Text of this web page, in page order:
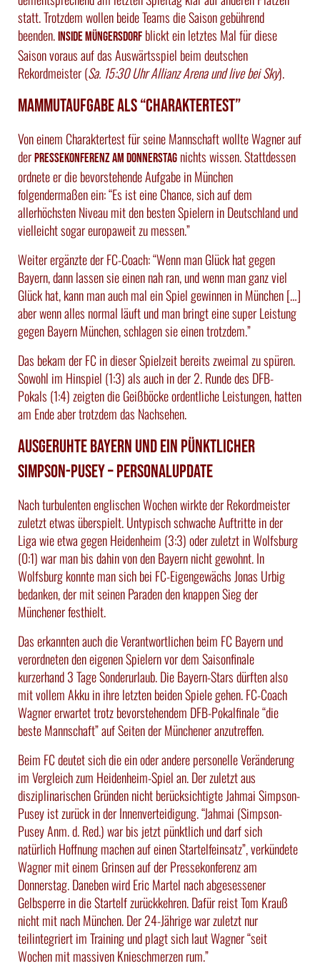
statt. Trotzdem wollen beide Teams die Saison gebührend
beenden. Inside Müngersdorf blickt ein letztes Mal für diese
Saison voraus auf das Auswärtsspiel beim deutschen
Rekordmeister (Sa. 15:30 Uhr Allianz Arena und live bei Sky).
Mammutaufgabe als “Charaktertest”
Von einem Charaktertest für seine Mannschaft wollte Wagner auf
der Pressekonferenz am Donnerstag nichts wissen. Stattdessen
ordnete er die bevorstehende Aufgabe in München
folgendermaßen ein: “Es ist eine Chance, sich auf dem
allerhöchsten Niveau mit den besten Spielern in Deutschland und
vielleicht sogar europaweit zu messen.”
Weiter ergänzte der FC-Coach: “Wenn man Glück hat gegen
Bayern, dann lassen sie einen nah ran, und wenn man ganz viel
Glück hat, kann man auch mal ein Spiel gewinnen in München […]
aber wenn alles normal läuft und man bringt eine super Leistung
gegen Bayern München, schlagen sie einen trotzdem.”
Das bekam der FC in dieser Spielzeit bereits zweimal zu spüren.
Sowohl im Hinspiel (1:3) als auch in der 2. Runde des DFB-
Pokals (1:4) zeigten die Geißböcke ordentliche Leistungen, hatten
am Ende aber trotzdem das Nachsehen.
Ausgeruhte Bayern und ein pünktlicher
Simpson-Pusey – Personalupdate
Nach turbulenten englischen Wochen wirkte der Rekordmeister
zuletzt etwas überspielt. Untypisch schwache Auftritte in der
Liga wie etwa gegen Heidenheim (3:3) oder zuletzt in Wolfsburg
(0:1) war man bis dahin von den Bayern nicht gewohnt. In
Wolfsburg konnte man sich bei FC-Eigengewächs Jonas Urbig
bedanken, der mit seinen Paraden den knappen Sieg der
Münchener festhielt.
Das erkannten auch die Verantwortlichen beim FC Bayern und
verordneten den eigenen Spielern vor dem Saisonfinale
kurzerhand 3 Tage Sonderurlaub. Die Bayern-Stars dürften also
mit vollem Akku in ihre letzten beiden Spiele gehen. FC-Coach
Wagner erwartet trotz bevorstehendem DFB-Pokalfinale “die
beste Mannschaft” auf Seiten der Münchener anzutreffen.
Beim FC deutet sich die ein oder andere personelle Veränderung
im Vergleich zum Heidenheim-Spiel an. Der zuletzt aus
disziplinarischen Gründen nicht berücksichtigte Jahmai Simpson-
Pusey ist zurück in der Innenverteidigung. “Jahmai (Simpson-
Pusey Anm. d. Red.) war bis jetzt pünktlich und darf sich
natürlich Hoffnung machen auf einen Startelfeinsatz”, verkündete
Wagner mit einem Grinsen auf der Pressekonferenz am
Donnerstag. Daneben wird Eric Martel nach abgesessener
Gelbsperre in die Startelf zurückkehren. Dafür reist Tom Krauß
nicht mit nach München. Der 24-Jährige war zuletzt nur
teilintegriert im Training und plagt sich laut Wagner “seit
Wochen mit massiven Knieschmerzen rum.”